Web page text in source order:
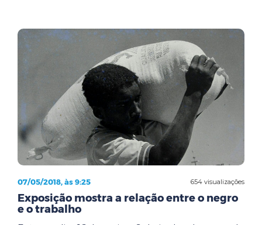
654 visualizações
07/05/2018, às 9:25
Exposição mostra a relação entre o negro
e o trabalho